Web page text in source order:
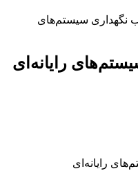
نگهداری سیستم‌های
رایانه‌ای